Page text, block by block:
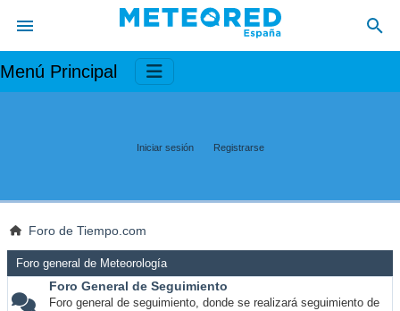
Menú Principal
Iniciar sesión Registrarse
Foro de Tiempo.com
Foro general de Meteorología
Foro General de Seguimiento
Foro general de seguimiento, donde se realizará seguimiento de